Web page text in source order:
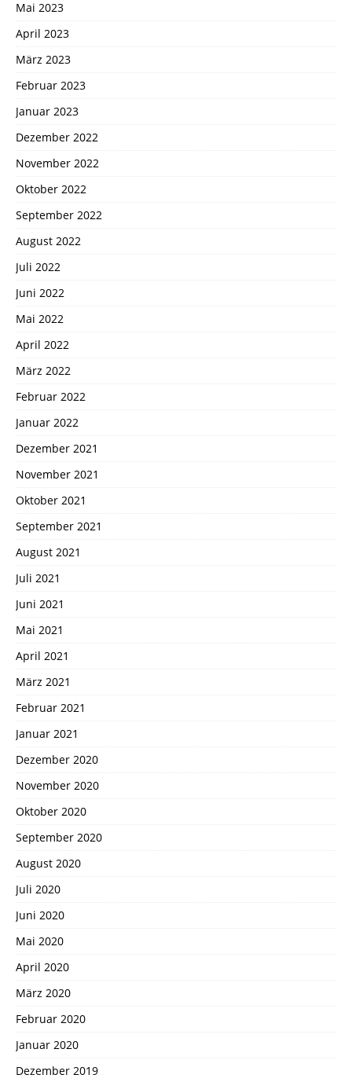
Mai 2023
April 2023
März 2023
Februar 2023
Januar 2023
Dezember 2022
November 2022
Oktober 2022
September 2022
August 2022
Juli 2022
Juni 2022
Mai 2022
April 2022
März 2022
Februar 2022
Januar 2022
Dezember 2021
November 2021
Oktober 2021
September 2021
August 2021
Juli 2021
Juni 2021
Mai 2021
April 2021
März 2021
Februar 2021
Januar 2021
Dezember 2020
November 2020
Oktober 2020
September 2020
August 2020
Juli 2020
Juni 2020
Mai 2020
April 2020
März 2020
Februar 2020
Januar 2020
Dezember 2019